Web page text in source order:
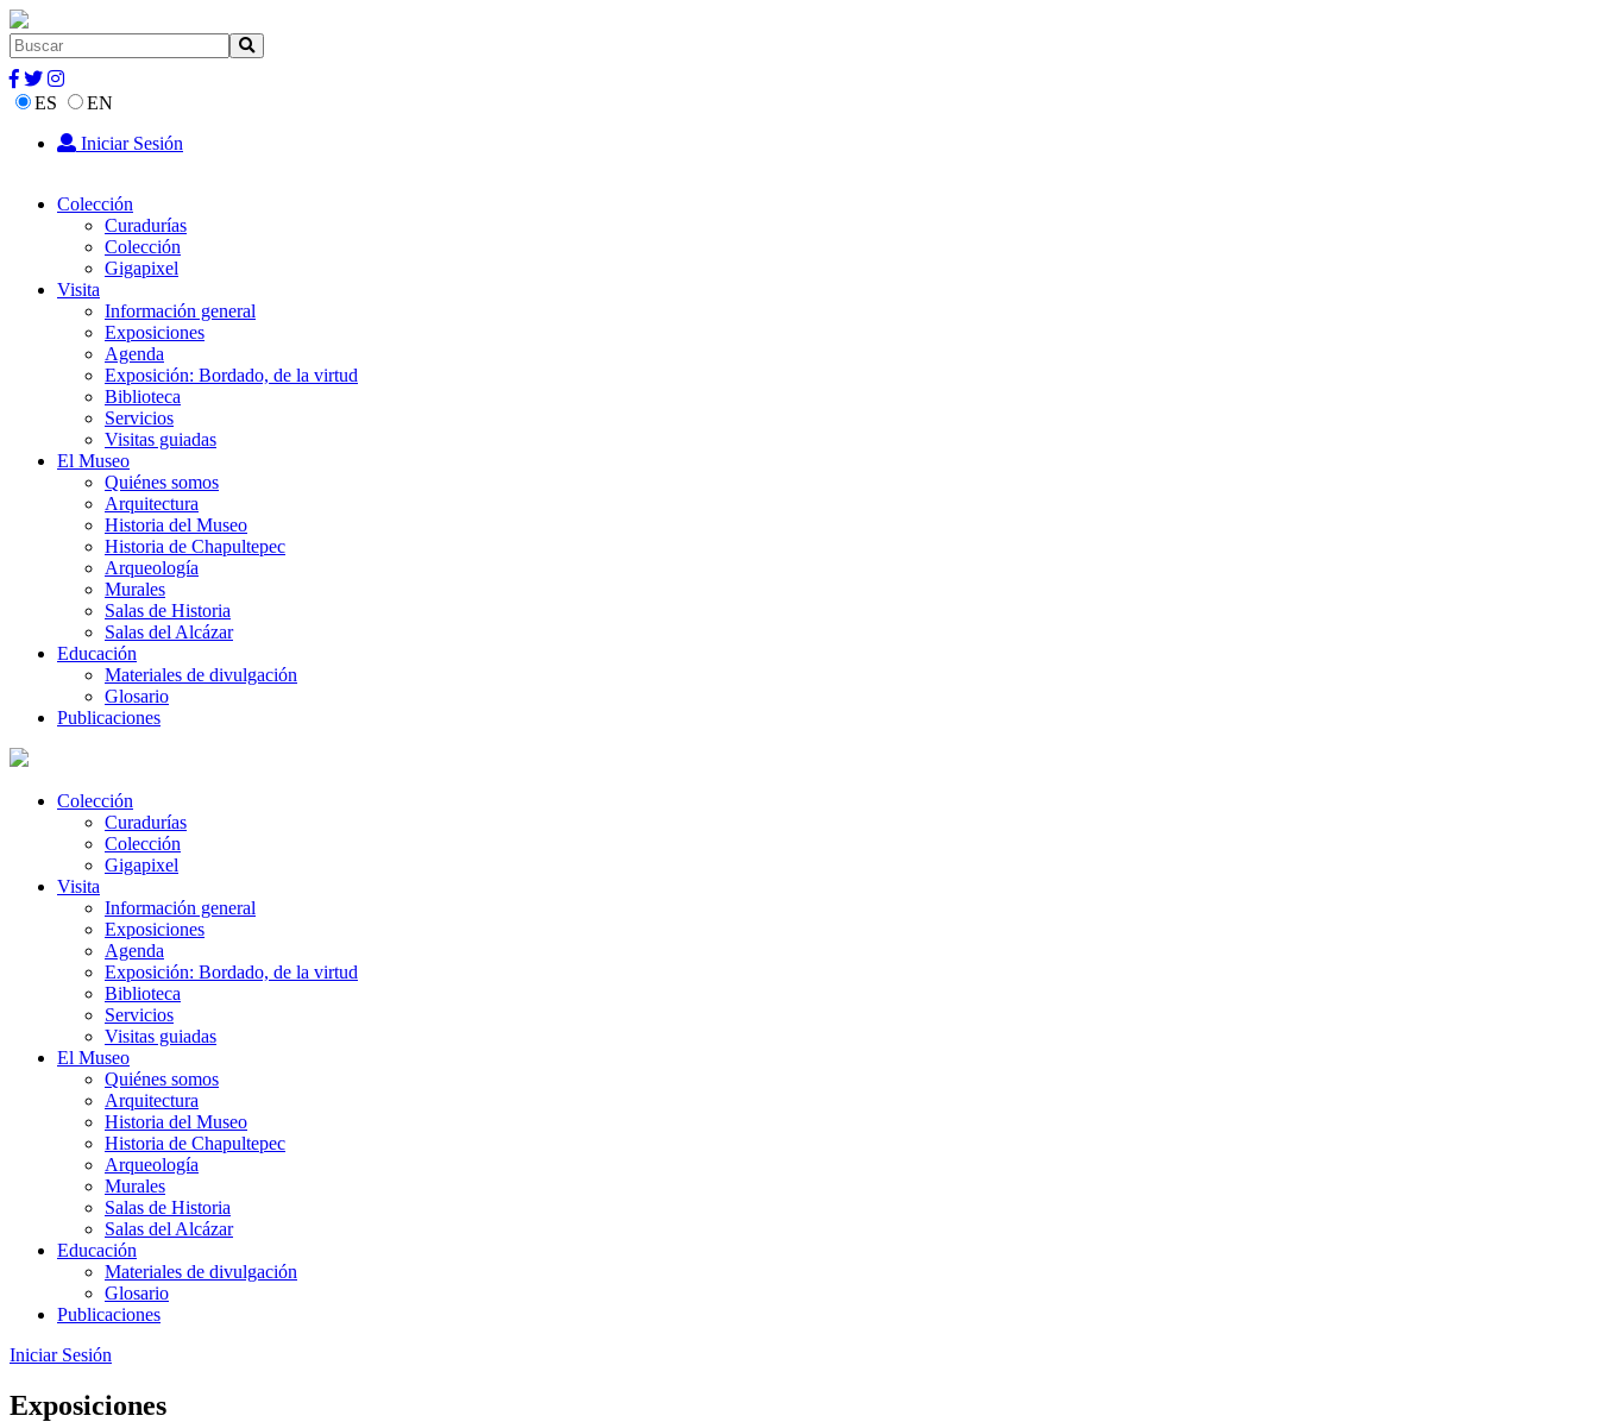
ES
EN
Iniciar Sesión
Colección
Curadurías
Colección
Gigapixel
Visita
Información general
Exposiciones
Agenda
Exposición: Bordado, de la virtud
Biblioteca
Servicios
Visitas guiadas
El Museo
Quiénes somos
Arquitectura
Historia del Museo
Historia de Chapultepec
Arqueología
Murales
Salas de Historia
Salas del Alcázar
Educación
Materiales de divulgación
Glosario
Publicaciones
Colección
Curadurías
Colección
Gigapixel
Visita
Información general
Exposiciones
Agenda
Exposición: Bordado, de la virtud
Biblioteca
Servicios
Visitas guiadas
El Museo
Quiénes somos
Arquitectura
Historia del Museo
Historia de Chapultepec
Arqueología
Murales
Salas de Historia
Salas del Alcázar
Educación
Materiales de divulgación
Glosario
Publicaciones
Iniciar Sesión
Exposiciones